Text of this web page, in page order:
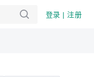
登录 | 注册